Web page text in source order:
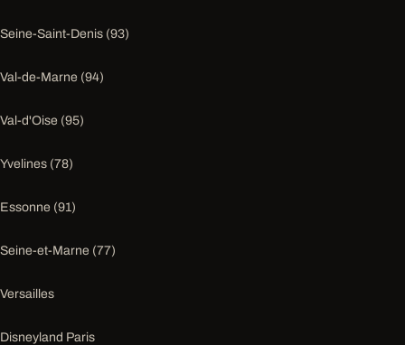
Seine-Saint-Denis (93)
Val-de-Marne (94)
Val-d'Oise (95)
Yvelines (78)
Essonne (91)
Seine-et-Marne (77)
Versailles
Disneyland Paris